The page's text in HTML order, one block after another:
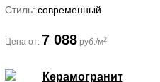
Стиль современный
Цена от: 7 088 руб./м2